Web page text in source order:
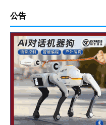
公告